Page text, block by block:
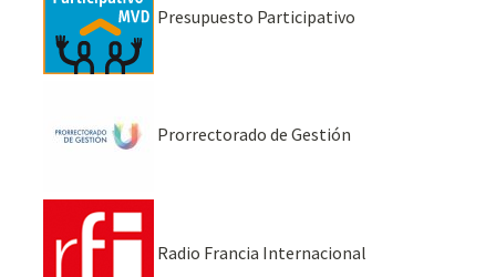
Presupuesto Participativo
Prorrectorado de Gestión
Radio Francia Internacional